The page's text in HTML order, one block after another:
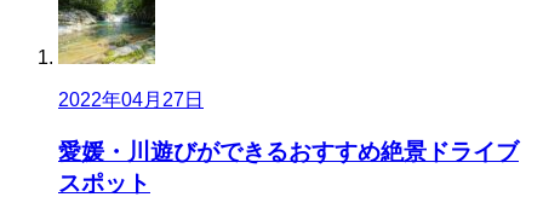
2022年04月27日
愛媛・川遊びができるおすすめ絶景ドライブ
スポット